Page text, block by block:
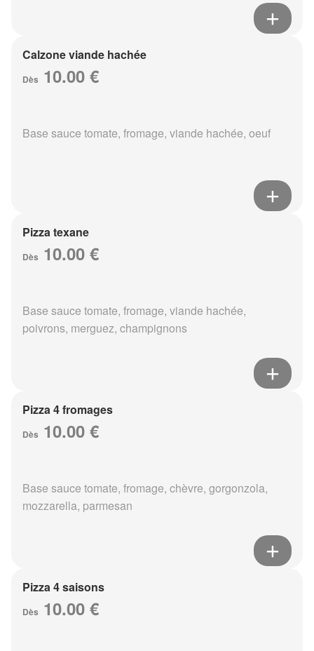
Calzone viande hachée
Dès 10.00 €
Base sauce tomate, fromage, viande hachée, oeuf
Pizza texane
Dès 10.00 €
Base sauce tomate, fromage, viande hachée,
poivrons, merguez, champignons
Pizza 4 fromages
Dès 10.00 €
Base sauce tomate, fromage, chèvre, gorgonzola,
mozzarella, parmesan
Pizza 4 saisons
Dès 10.00 €